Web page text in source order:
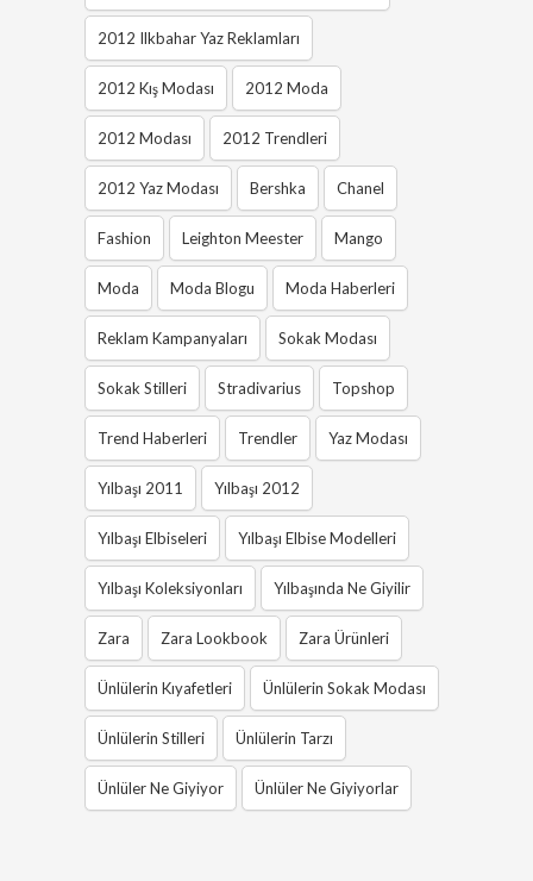
2012 Ilkbahar Yaz Reklamları
2012 Kış Modası 2012 Moda
2012 Modası 2012 Trendleri
2012 Yaz Modası Bershka Chanel
Fashion Leighton Meester Mango
Moda Moda Blogu Moda Haberleri
Reklam Kampanyaları Sokak Modası
Sokak Stilleri Stradivarius Topshop
Trend Haberleri Trendler Yaz Modası
Yılbaşı 2011 Yılbaşı 2012
Yılbaşı Elbiseleri Yılbaşı Elbise Modelleri
Yılbaşı Koleksiyonları Yılbaşında Ne Giyilir
Zara Zara Lookbook Zara Ürünleri
Ünlülerin Kıyafetleri Ünlülerin Sokak Modası
Ünlülerin Stilleri Ünlülerin Tarzı
Ünlüler Ne Giyiyor Ünlüler Ne Giyiyorlar